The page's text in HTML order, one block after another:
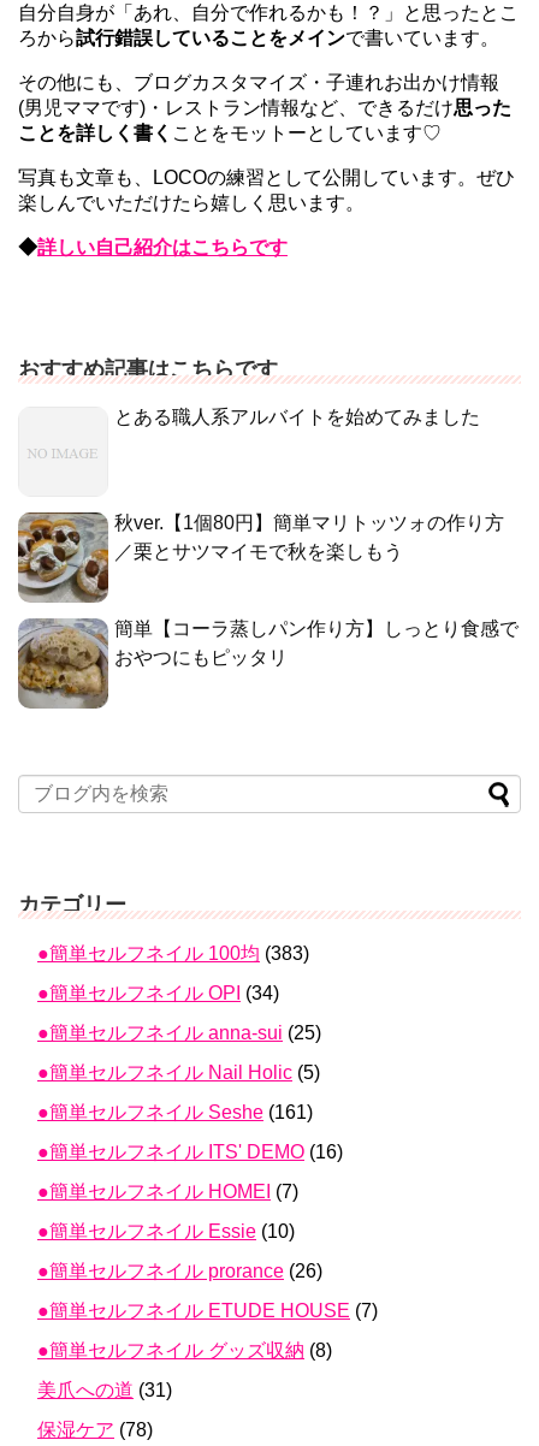
自分自身が「あれ、自分で作れるかも！？」と思ったとこ
ろから試行錯誤していることをメインで書いています。
その他にも、ブログカスタマイズ・子連れお出かけ情報
(男児ママです)・レストラン情報など、できるだけ思った
ことを詳しく書く ことをモットーとしています♡
写真も文章も、LOCOの練習として公開しています。ぜひ
楽しんでいただけたら嬉しく思います。
◆詳しい自己紹介はこちらです
おすすめ記事はこちらです
とある職人系アルバイトを始めてみました
秋ver.【1個80円】簡単マリトッツォの作り方
／栗とサツマイモで秋を楽しもう
簡単【コーラ蒸しパン作り方】しっとり食感で
おやつにもピッタリ
カテゴリー
●簡単セルフネイル 100均 (383)
●簡単セルフネイル OPI (34)
●簡単セルフネイル anna-sui (25)
●簡単セルフネイル Nail Holic (5)
●簡単セルフネイル Seshe (161)
●簡単セルフネイル ITS' DEMO (16)
●簡単セルフネイル HOMEI (7)
●簡単セルフネイル Essie (10)
●簡単セルフネイル prorance (26)
●簡単セルフネイル ETUDE HOUSE (7)
●簡単セルフネイル グッズ収納 (8)
美爪への道 (31)
保湿ケア (78)